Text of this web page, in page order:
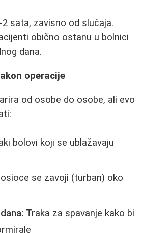
sata, zavisno od slučaja.
obično ostanu u bolnici
dana.
operacije
od osobe do osobe, ali evo
bolovi koji se ublažavaju
se zavoji (turban) oko
Traka za spavanje kako bi